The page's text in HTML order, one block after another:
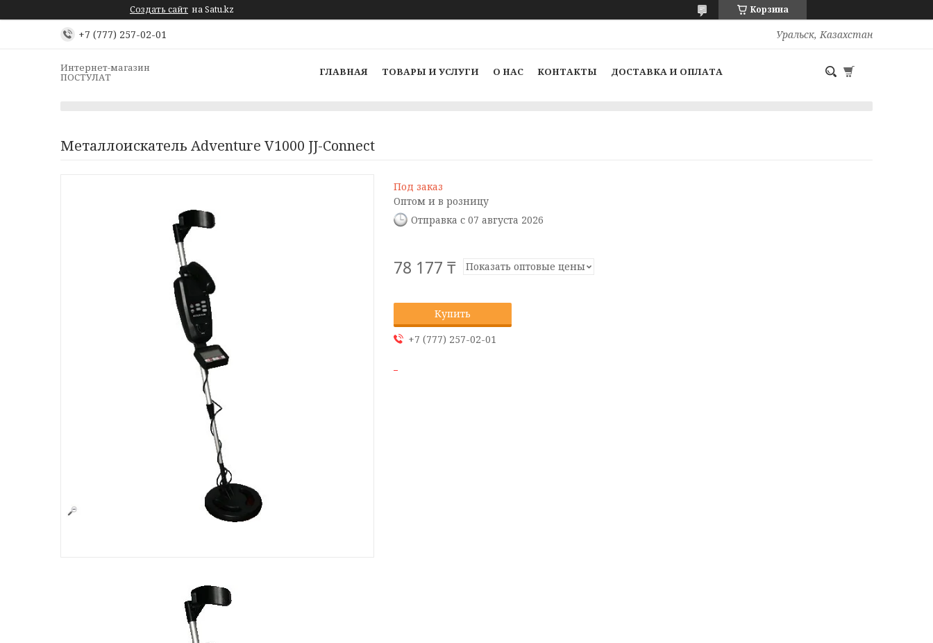
Создать сайт на Satu.kz Корзина
+7 (777) 257-02-01 Уральск, Казахстан
Интернет-магазин
ПОСТУЛАТ ГЛАВНАЯ ТОВАРЫ И УСЛУГИ О НАС КОНТАКТЫ ДОСТАВКА И ОПЛАТА
Металлоискатель Adventure V1000 JJ-Connect
Под заказ
Оптом и в розницу
Отправка с 07 августа 2026
78 177 ₸ Показать оптовые цены
Купить
+7 (777) 257-02-01